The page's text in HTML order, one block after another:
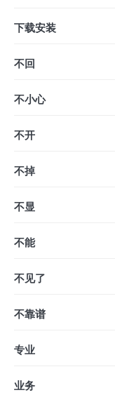
下载安装
不回
不小心
不开
不掉
不显
不能
不见了
不靠谱
专业
业务